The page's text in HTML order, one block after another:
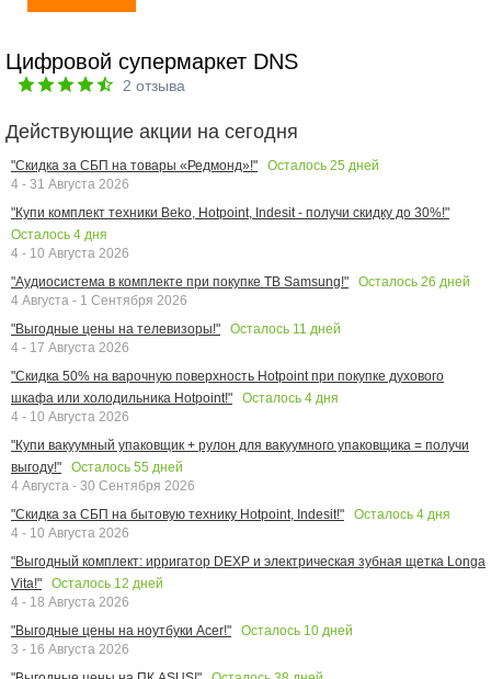
Цифровой супермаркет DNS
2 отзыва
Действующие акции на сегодня
"Скидка за СБП на товары «Редмонд»!" Осталось 25 дней
4 - 31 Августа 2026
"Купи комплект техники Beko, Hotpoint, Indesit - получи скидку до 30%!"
Осталось 4 дня
4 - 10 Августа 2026
"Аудиосистема в комплекте при покупке ТВ Samsung!"
Осталось 26 дней
4 Августа - 1 Сентября 2026
"Выгодные цены на телевизоры!"
Осталось 11 дней
4 - 17 Августа 2026
"Скидка 50% на варочную поверхность Hotpoint при покупке духового
шкафа или холодильника Hotpoint!"
Осталось 4 дня
4 - 10 Августа 2026
"Купи вакуумный упаковщик + рулон для вакуумного упаковщика = получи
выгоду!"
Осталось 55 дней
4 Августа - 30 Сентября 2026
"Скидка за СБП на бытовую технику Hotpoint, Indesit!"
Осталось 4 дня
4 - 10 Августа 2026
"Выгодный комплект: ирригатор DEXP и электрическая зубная щетка Longa
Vita!"
Осталось 12 дней
4 - 18 Августа 2026
"Выгодные цены на ноутбуки Acer!"
Осталось 10 дней
3 - 16 Августа 2026